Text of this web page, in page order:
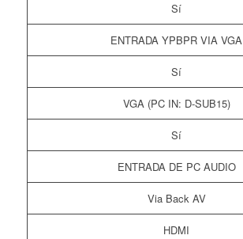
Sí
ENTRADA YPBPR VIA VGA
Sí
VGA (PC IN: D-SUB15)
Sí
ENTRADA DE PC AUDIO
Via Back AV
HDMI